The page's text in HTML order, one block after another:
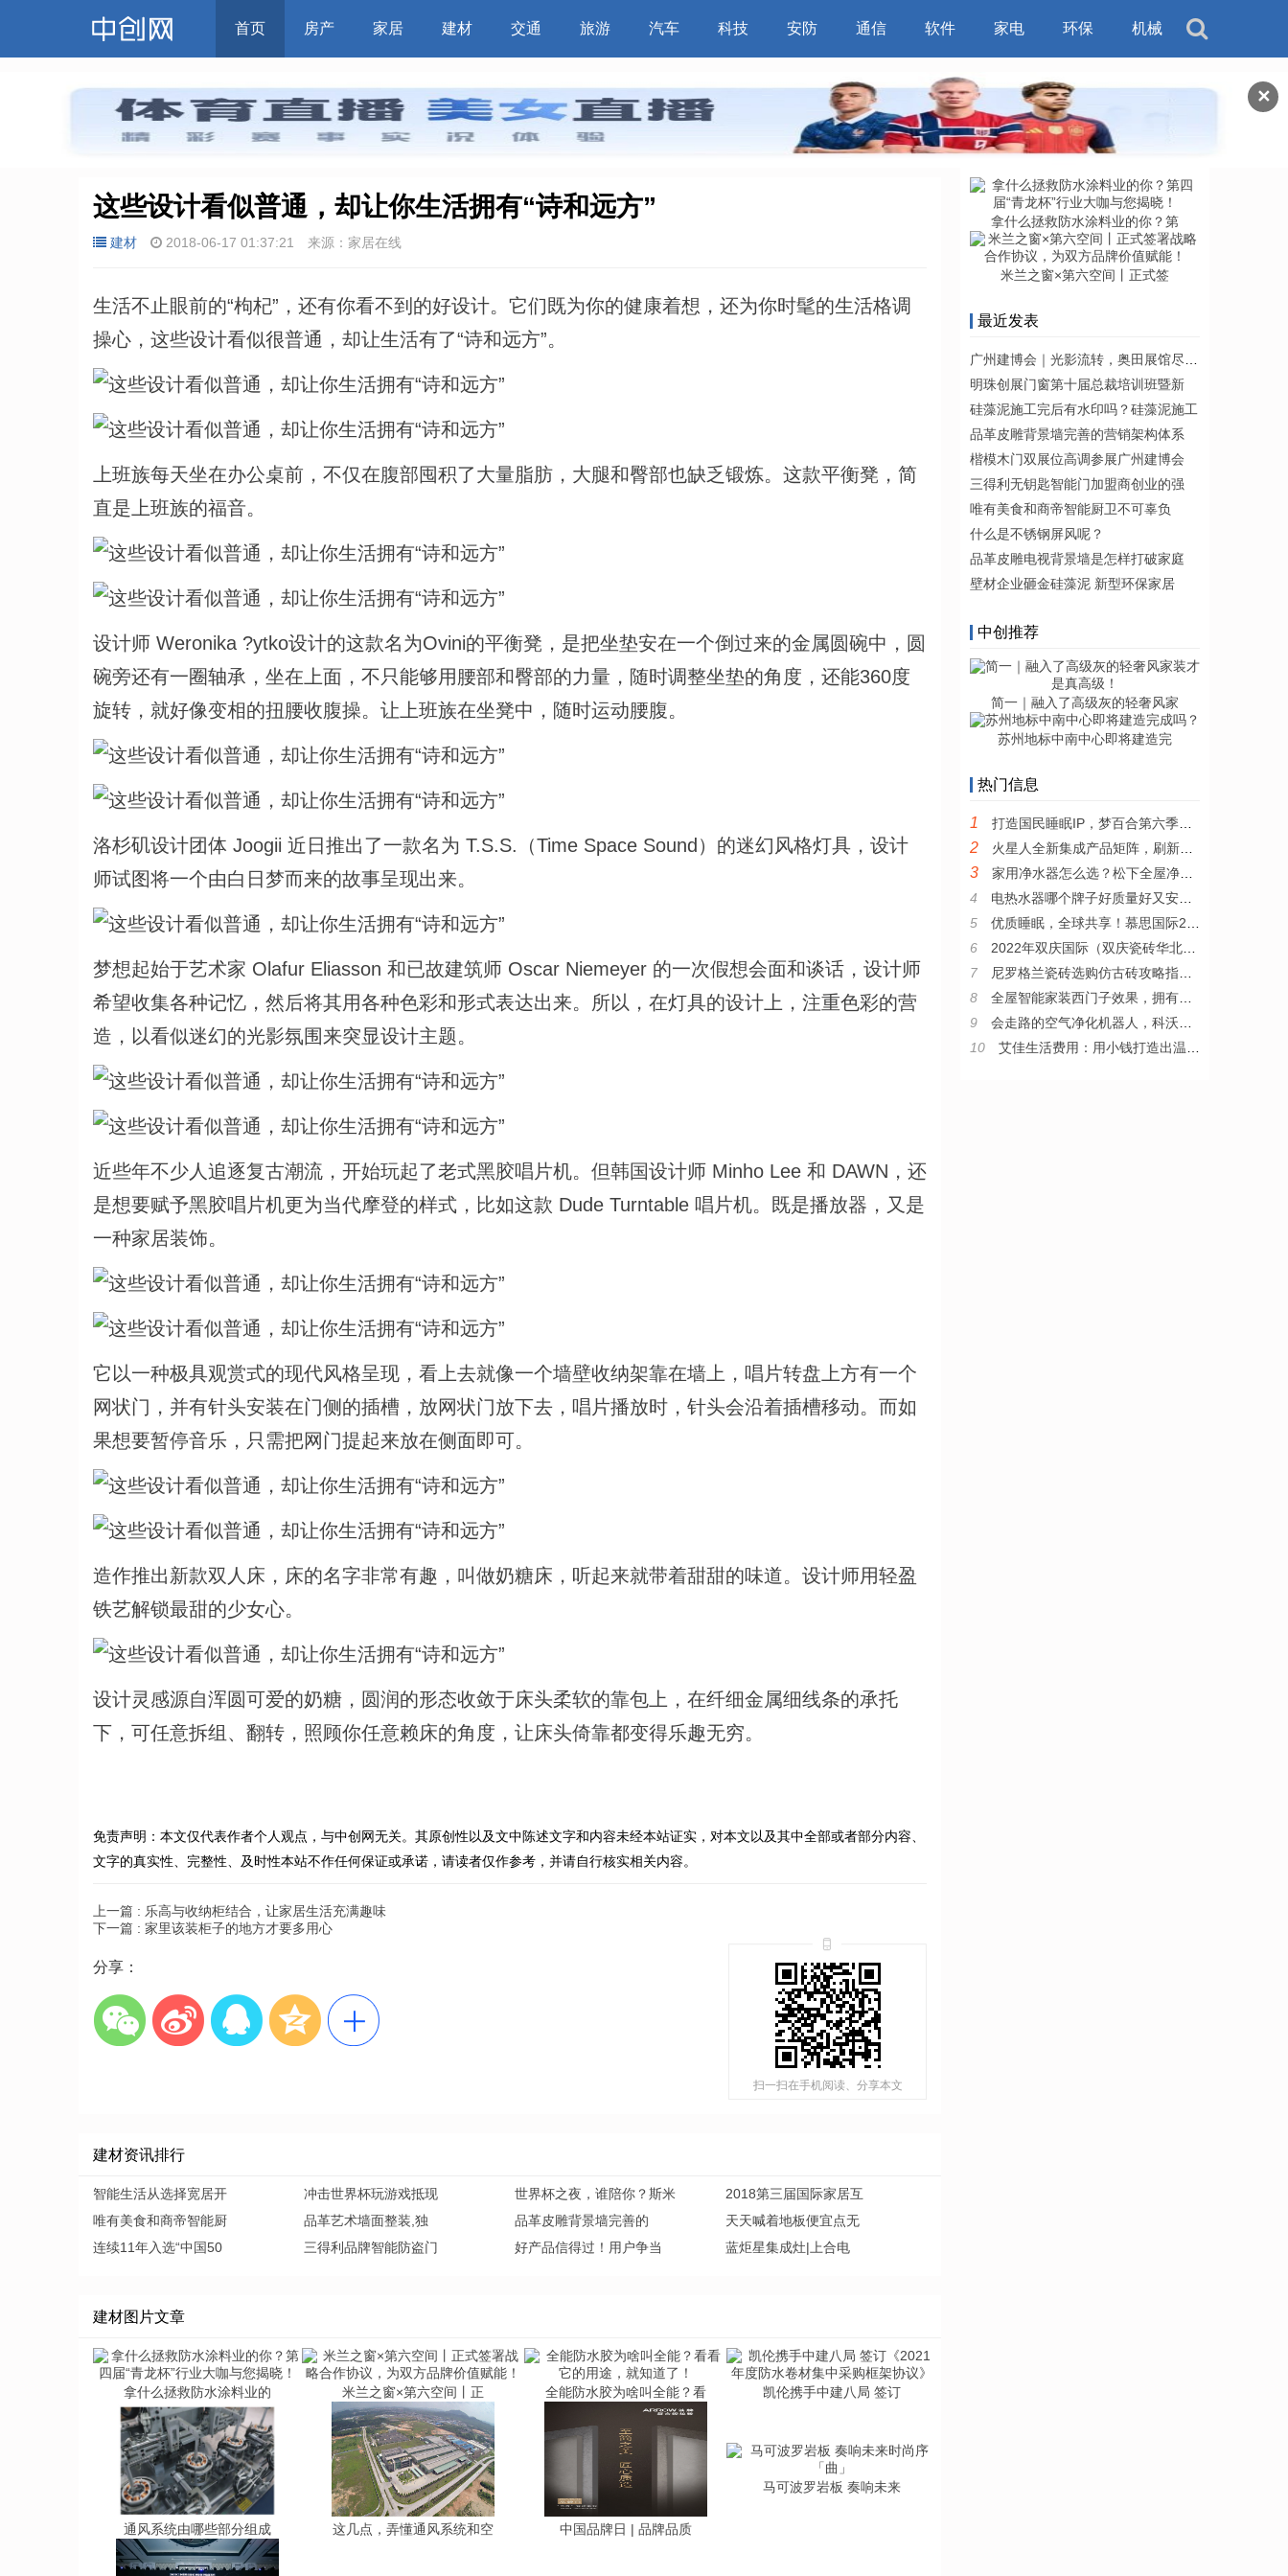
✕
首页 房产 家居 建材 交通 旅游 汽车 科技 安防 通信 软件 家电 环保 机械
这些设计看似普通，却让你生活拥有“诗和远方”
建材 2018-06-17 01:37:21 来源：家居在线
生活不止眼前的“枸杞”，还有你看不到的好设计。它们既为你的健康着想，还为你时髦的生活格调
操心，这些设计看似很普通，却让生活有了“诗和远方”。
上班族每天坐在办公桌前，不仅在腹部囤积了大量脂肪，大腿和臀部也缺乏锻炼。这款平衡凳，简
直是上班族的福音。
设计师 Weronika ?ytko设计的这款名为Ovini的平衡凳，是把坐垫安在一个倒过来的金属圆碗中，圆
碗旁还有一圈轴承，坐在上面，不只能够用腰部和臀部的力量，随时调整坐垫的角度，还能360度
旋转，就好像变相的扭腰收腹操。让上班族在坐凳中，随时运动腰腹。
洛杉矶设计团体 Joogii 近日推出了一款名为 T.S.S.（Time Space Sound）的迷幻风格灯具，设计
师试图将一个由白日梦而来的故事呈现出来。
梦想起始于艺术家 Olafur Eliasson 和已故建筑师 Oscar Niemeyer 的一次假想会面和谈话，设计师
希望收集各种记忆，然后将其用各种色彩和形式表达出来。所以，在灯具的设计上，注重色彩的营
造，以看似迷幻的光影氛围来突显设计主题。
近些年不少人追逐复古潮流，开始玩起了老式黑胶唱片机。但韩国设计师 Minho Lee 和 DAWN，还
是想要赋予黑胶唱片机更为当代摩登的样式，比如这款 Dude Turntable 唱片机。既是播放器，又是
一种家居装饰。
它以一种极具观赏式的现代风格呈现，看上去就像一个墙壁收纳架靠在墙上，唱片转盘上方有一个
网状门，并有针头安装在门侧的插槽，放网状门放下去，唱片播放时，针头会沿着插槽移动。而如
果想要暂停音乐，只需把网门提起来放在侧面即可。
造作推出新款双人床，床的名字非常有趣，叫做奶糖床，听起来就带着甜甜的味道。设计师用轻盈
铁艺解锁最甜的少女心。
设计灵感源自浑圆可爱的奶糖，圆润的形态收敛于床头柔软的靠包上，在纤细金属细线条的承托
下，可任意拆组、翻转，照顾你任意赖床的角度，让床头倚靠都变得乐趣无穷。
免责声明：本文仅代表作者个人观点，与中创网无关。其原创性以及文中陈述文字和内容未经本站证实，对本文以及其中全部或者部分内容、
文字的真实性、完整性、及时性本站不作任何保证或承诺，请读者仅作参考，并请自行核实相关内容。
上一篇 : 乐高与收纳柜结合，让家居生活充满趣味
下一篇 : 家里该装柜子的地方才要多用心
分享：
扫一扫在手机阅读、分享本文
建材资讯排行
智能生活从选择宽居开 冲击世界杯玩游戏抵现 世界杯之夜，谁陪你？斯米
2018第三届国际家居互
唯有美食和商帝智能厨
品革艺术墙面整装,独 品革皮雕背景墙完善的
天天喊着地板便宜点无
连续11年入选“中国50
三得利品牌智能防盗门 好产品信得过！用户争当 蓝炬星集成灶|上合电
建材图片文章
拿什么拯救防水涂料业的 米兰之窗×第六空间丨正 全能防水胶为啥叫全能？看 凯伦携手中建八局 签订
通风系统由哪些部分组成 这几点，弄懂通风系统和空 中国品牌日 | 品牌品质
马可波罗岩板 奏响未来
拿什么拯救防水涂料业的你？第
米兰之窗×第六空间丨正式签
最近发表
明珠创展门窗第十届总裁培训班暨新
硅藻泥施工完后有水印吗？硅藻泥施工
品革皮雕背景墙完善的营销架构体系
楷模木门双展位高调参展广州建博会
三得利无钥匙智能门加盟商创业的强
唯有美食和商帝智能厨卫不可辜负
什么是不锈钢屏风呢？
品革皮雕电视背景墙是怎样打破家庭
壁材企业砸金硅藻泥 新型环保家居
中创推荐
简一｜融入了高级灰的轻奢风家
苏州地标中南中心即将建造完
热门信息
1 打造国民睡眠IP，梦百合第六季全民试睡节引领0压睡眠新风尚
2 火星人全新集成产品矩阵，刷新集成厨电产品新高度
3
家用净水器怎么选？松下全屋净水系统值得推荐
4
电热水器哪个牌子好质量好又安全？耐用安全的电热水器推荐
5
优质睡眠，全球共享！慕思国际2022年全新品牌宣传片发布
6
2022年双庆国际（双庆瓷砖华北区）核心战略伙伴峰会圆满举行
7
尼罗格兰瓷砖选购仿古砖攻略指南，教你从小白变“砖”家
8
全屋智能家装西门子效果，拥有西门子整套智能家居是什么体验
9
会走路的空气净化机器人，科沃斯沁宝让房子住得更舒心
10
艾佳生活费用：用小钱打造出温暖家